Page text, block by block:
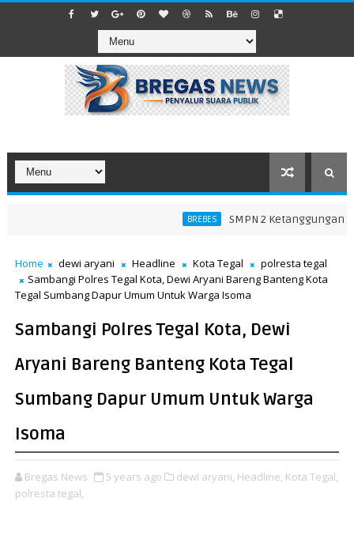
BREBES SMPN 2 Ketanggungan
Home dewi aryani Headline Kota Tegal
polresta tegal
Sambangi Polres Tegal Kota, Dewi Aryani Bareng Banteng Kota
Tegal Sumbang Dapur Umum Untuk Warga Isoma
Sambangi Polres Tegal Kota, Dewi
Aryani Bareng Banteng Kota Tegal
Sumbang Dapur Umum Untuk Warga
Isoma
Bregas News 5 years ago dewi aryani, Headline, Kota Tegal,
polresta tegal,